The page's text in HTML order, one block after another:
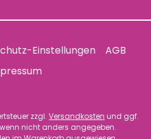
Einstellungen
AGB
zzgl. Versandkosten und ggf.
nicht anders angegeben.